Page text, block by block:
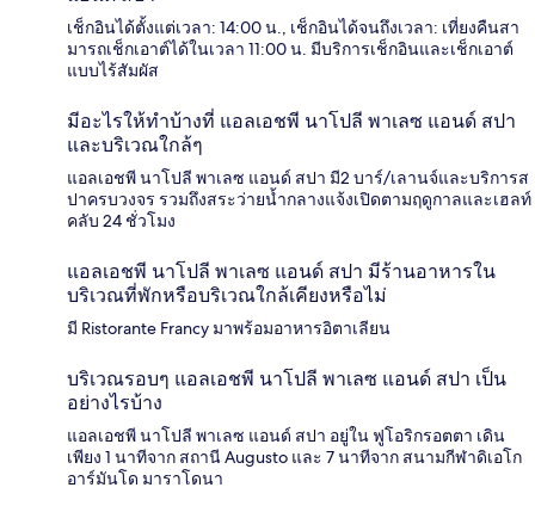
เช็กอินได้ตั้งแต่เวลา: 14:00 น., เช็กอินได้จนถึงเวลา: เที่ยงคืนสา
มารถเช็กเอาต์ได้ในเวลา 11:00 น. มีบริการเช็กอินและเช็กเอาต์
แบบไร้สัมผัส
มีอะไรให้ทำบ้างที่ แอลเอชพี นาโปลี พาเลซ แอนด์ สปา
และบริเวณใกล้ๆ
แอลเอชพี นาโปลี พาเลซ แอนด์ สปา มี2 บาร์/เลานจ์และบริการส
ปาครบวงจร รวมถึงสระว่ายน้ำกลางแจ้งเปิดตามฤดูกาลและเฮลท์
คลับ 24 ชั่วโมง
แอลเอชพี นาโปลี พาเลซ แอนด์ สปา มีร้านอาหารใน
บริเวณที่พักหรือบริเวณใกล้เคียงหรือไม่
มี Ristorante Francy มาพร้อมอาหารอิตาเลียน
บริเวณรอบๆ แอลเอชพี นาโปลี พาเลซ แอนด์ สปา เป็น
อย่างไรบ้าง
แอลเอชพี นาโปลี พาเลซ แอนด์ สปา อยู่ใน ฟูโอริกรอตตา เดิน
เพียง 1 นาทีจาก สถานี Augusto และ 7 นาทีจาก สนามกีฬาดิเอโก
อาร์มันโด มาราโดนา